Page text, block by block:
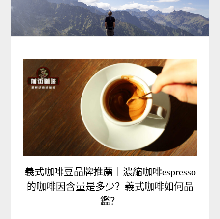
義式咖啡豆品牌推薦｜濃縮咖啡espresso
的咖啡因含量是多少？義式咖啡如何品
鑑？